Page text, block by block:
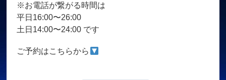
※お電話が繋がる時間は
平日16:00〜26:00
土日14:00〜24:00 です
ご予約はこちらから